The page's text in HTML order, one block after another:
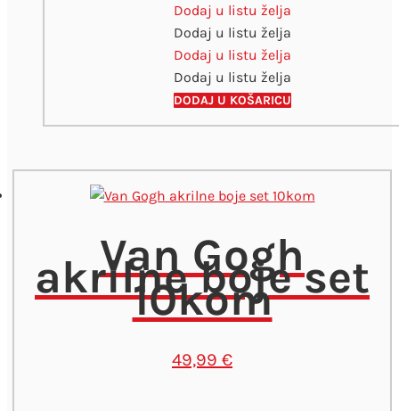
500ml
standard
568
Permanent
Blue
Violet
Dodaj u listu želja
Dodaj u listu želja
Dodaj u listu želja
Dodaj u listu želja
DODAJ U KOŠARICU
Van Gogh
akrilne boje set
10kom
49,99 €